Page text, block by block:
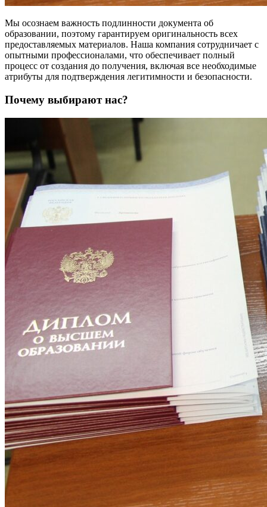
Мы осознаем важность подлинности документа об
образовании, поэтому гарантируем оригинальность всех
предоставляемых материалов. Наша компания сотрудничает с
опытными профессионалами, что обеспечивает полный
процесс от создания до получения, включая все необходимые
атрибуты для подтверждения легитимности и безопасности.
Почему выбирают нас?